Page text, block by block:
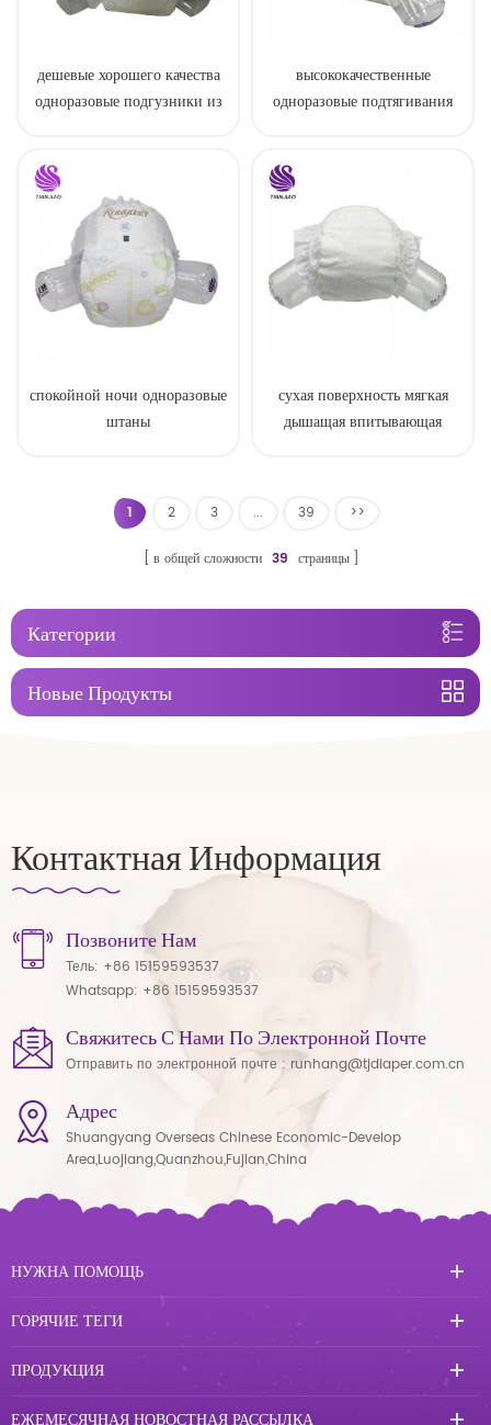
дешевые хорошего качества
одноразовые подгузники из
высококачественные
одноразовые подтягивания
спокойной ночи одноразовые
штаны
сухая поверхность мягкая
дышащая впитывающая
1 2 3 ... 39 >>
в общей сложности 39 страницы
Категории
Новые Продукты
Контактная Информация
Позвоните Нам
Тель: +86 15159593537
Whatsapp: +86 15159593537
Свяжитесь С Нами По Электронной Почте
Отправить по электронной почте : runhang@tjdiaper.com.cn
Адрес
Shuangyang Overseas Chinese Economic-Develop
Area,Luojiang,Quanzhou,Fujian,China
НУЖНА ПОМОЩЬ
ГОРЯЧИЕ ТЕГИ
ПРОДУКЦИЯ